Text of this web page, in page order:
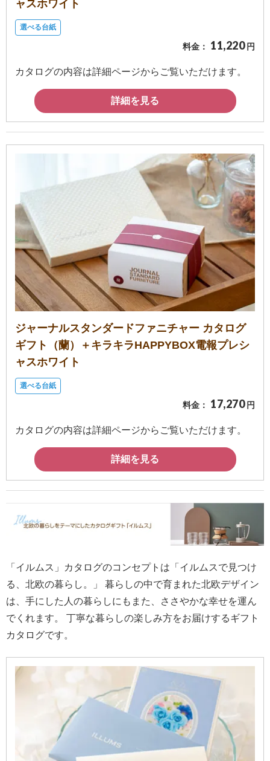
ャスホワイト
選べる台紙
料金： 11,220 円
カタログの内容は詳細ページからご覧いただけます。
詳細を見る
ジャーナルスタンダードファニチャー カタログ
ギフト（蘭）＋キラキラHAPPYBOX電報プレシ
ャスホワイト
選べる台紙
料金： 17,270 円
カタログの内容は詳細ページからご覧いただけます。
詳細を見る
「イルムス」カタログのコンセプトは「イルムスで見つけ
る、北欧の暮らし。」 暮らしの中で育まれた北欧デザイン
は、手にした人の暮らしにもまた、ささやかな幸せを運ん
でくれます。 丁寧な暮らしの楽しみ方をお届けするギフト
カタログです。